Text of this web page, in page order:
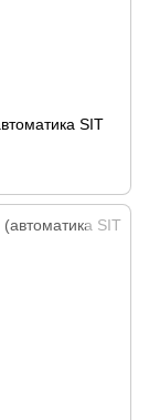
SIT